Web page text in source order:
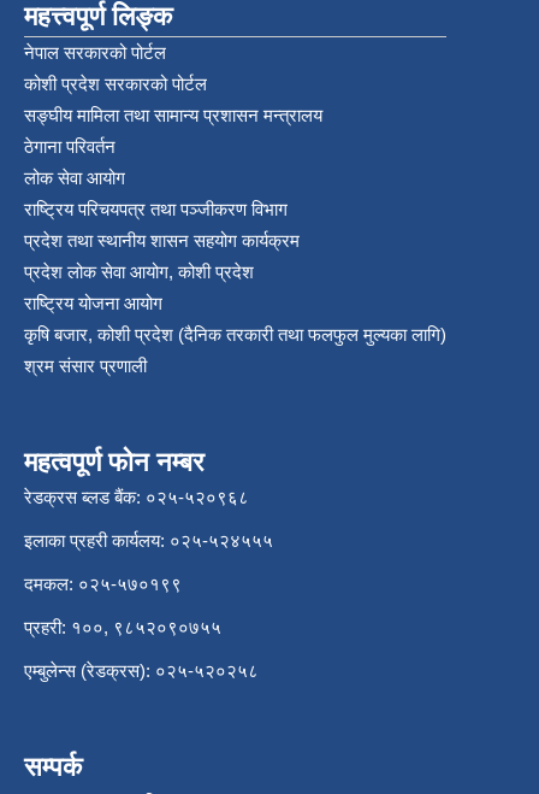
महत्त्वपूर्ण लिङ्क
नेपाल सरकारको पोर्टल
कोशी प्रदेश सरकारको पोर्टल
सङ्‍घीय मामिला तथा सामान्य प्रशासन मन्त्रालय
ठेगाना परिवर्तन
लोक सेवा आयोग
राष्ट्रिय परिचयपत्र तथा पञ्‍जीकरण विभाग
प्रदेश तथा स्थानीय शासन सहयोग कार्यक्रम
प्रदेश लोक सेवा आयोग, कोशी प्रदेश
राष्ट्रिय योजना आयोग
कृषि बजार, कोशी प्रदेश (दैनिक तरकारी तथा फलफुल मुल्यका लागि)
श्रम संसार प्रणाली
महत्वपूर्ण फोन नम्बर
रेडक्रस ब्लड बैंक: ०२५-५२०९६८
इलाका प्रहरी कार्यलय: ०२५-५२४५५५
दमकल: ०२५-५७०१९९
प्रहरी: १००, ९८५२०९०७५५
एम्बुलेन्स (रेडक्रस): ०२५-५२०२५८
सम्पर्क